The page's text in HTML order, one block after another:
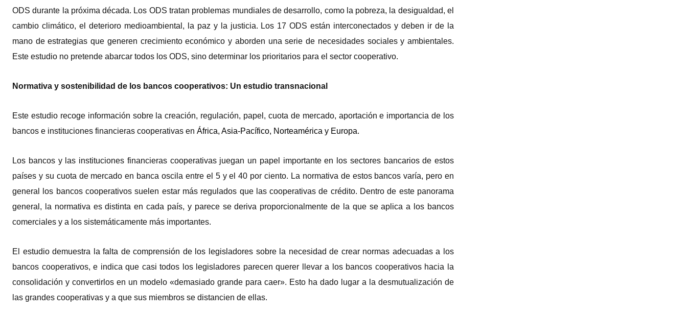
ODS durante la próxima década. Los ODS tratan problemas mundiales de desarrollo, como la pobreza, la desigualdad, el
cambio climático, el deterioro medioambiental, la paz y la justicia. Los 17 ODS están interconectados y deben ir de la
mano de estrategias que generen crecimiento económico y aborden una serie de necesidades sociales y ambientales.
Este estudio no pretende abarcar todos los ODS, sino determinar los prioritarios para el sector cooperativo.
Normativa y sostenibilidad de los bancos cooperativos: Un estudio transnacional
Este estudio recoge información sobre la creación, regulación, papel, cuota de mercado, aportación e importancia de los
bancos e instituciones financieras cooperativas en África, Asia-Pacífico, Norteamérica y Europa.
Los bancos y las instituciones financieras cooperativas juegan un papel importante en los sectores bancarios de estos
países y su cuota de mercado en banca oscila entre el 5 y el 40 por ciento. La normativa de estos bancos varía, pero en
general los bancos cooperativos suelen estar más regulados que las cooperativas de crédito. Dentro de este panorama
general, la normativa es distinta en cada país, y parece se deriva proporcionalmente de la que se aplica a los bancos
comerciales y a los sistemáticamente más importantes.
El estudio demuestra la falta de comprensión de los legisladores sobre la necesidad de crear normas adecuadas a los
bancos cooperativos, e indica que casi todos los legisladores parecen querer llevar a los bancos cooperativos hacia la
consolidación y convertirlos en un modelo «demasiado grande para caer». Esto ha dado lugar a la desmutualización de
las grandes cooperativas y a que sus miembros se distancien de ellas.